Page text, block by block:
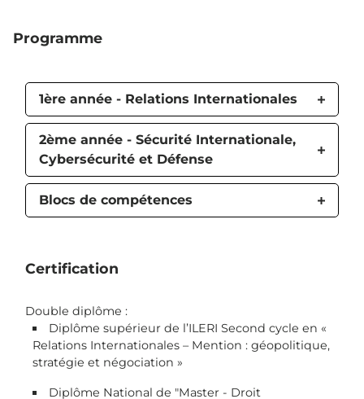
Programme
1ère année - Relations Internationales
2ème année - Sécurité Internationale,
Cybersécurité et Défense
Blocs de compétences
Certification
Double diplôme :
Diplôme supérieur de l’ILERI Second cycle en «
Relations Internationales – Mention : géopolitique,
stratégie et négociation »
Diplôme National de "Master - Droit